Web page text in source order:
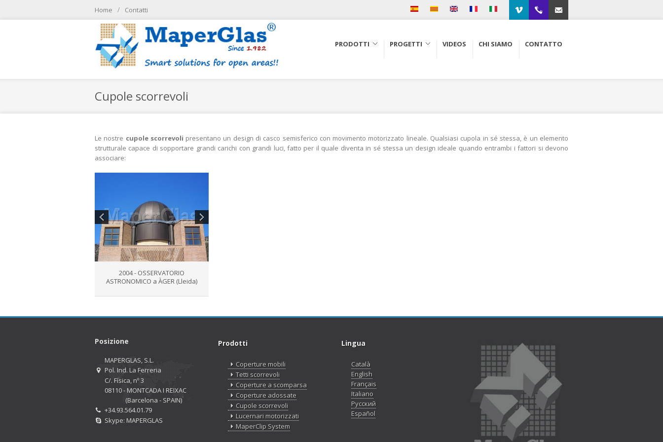
Home / Contatti
Home контакт
PRODOTTI PROGETTI VIDEOS CHI SIAMO CONTATTO
Cupole scorrevoli
Le nostre cupole scorrevoli presentano un design di casco semisferico con movimento motorizzato lineale. Qualsiasi cupola in sé stessa, è un elemento
strutturale capace di sopportare grandi carichi con grandi luci, fatto per il quale diventa in sé stessa un design ideale quando entrambi i fattori si devono
associare:
2004 - OSSERVATORIO
ASTRONOMICO a ÀGER (Lleida)
Posizione
MAPERGLAS, S.L.
Pol. Ind. La Ferreria
C/. Física, nº 3
08110 - MONTCADA I REIXAC
(Barcelona - SPAIN)
+34.93.564.01.79
Skype: MAPERGLAS
Prodotti
Coperture mobili
Tetti scorrevoli
Coperture a scomparsa
Coperture adossate
Cupole scorrevoli
Lucernari motorizzati
MaperClip System
Lingua
Català
English
Français
Italiano
Русский
Español